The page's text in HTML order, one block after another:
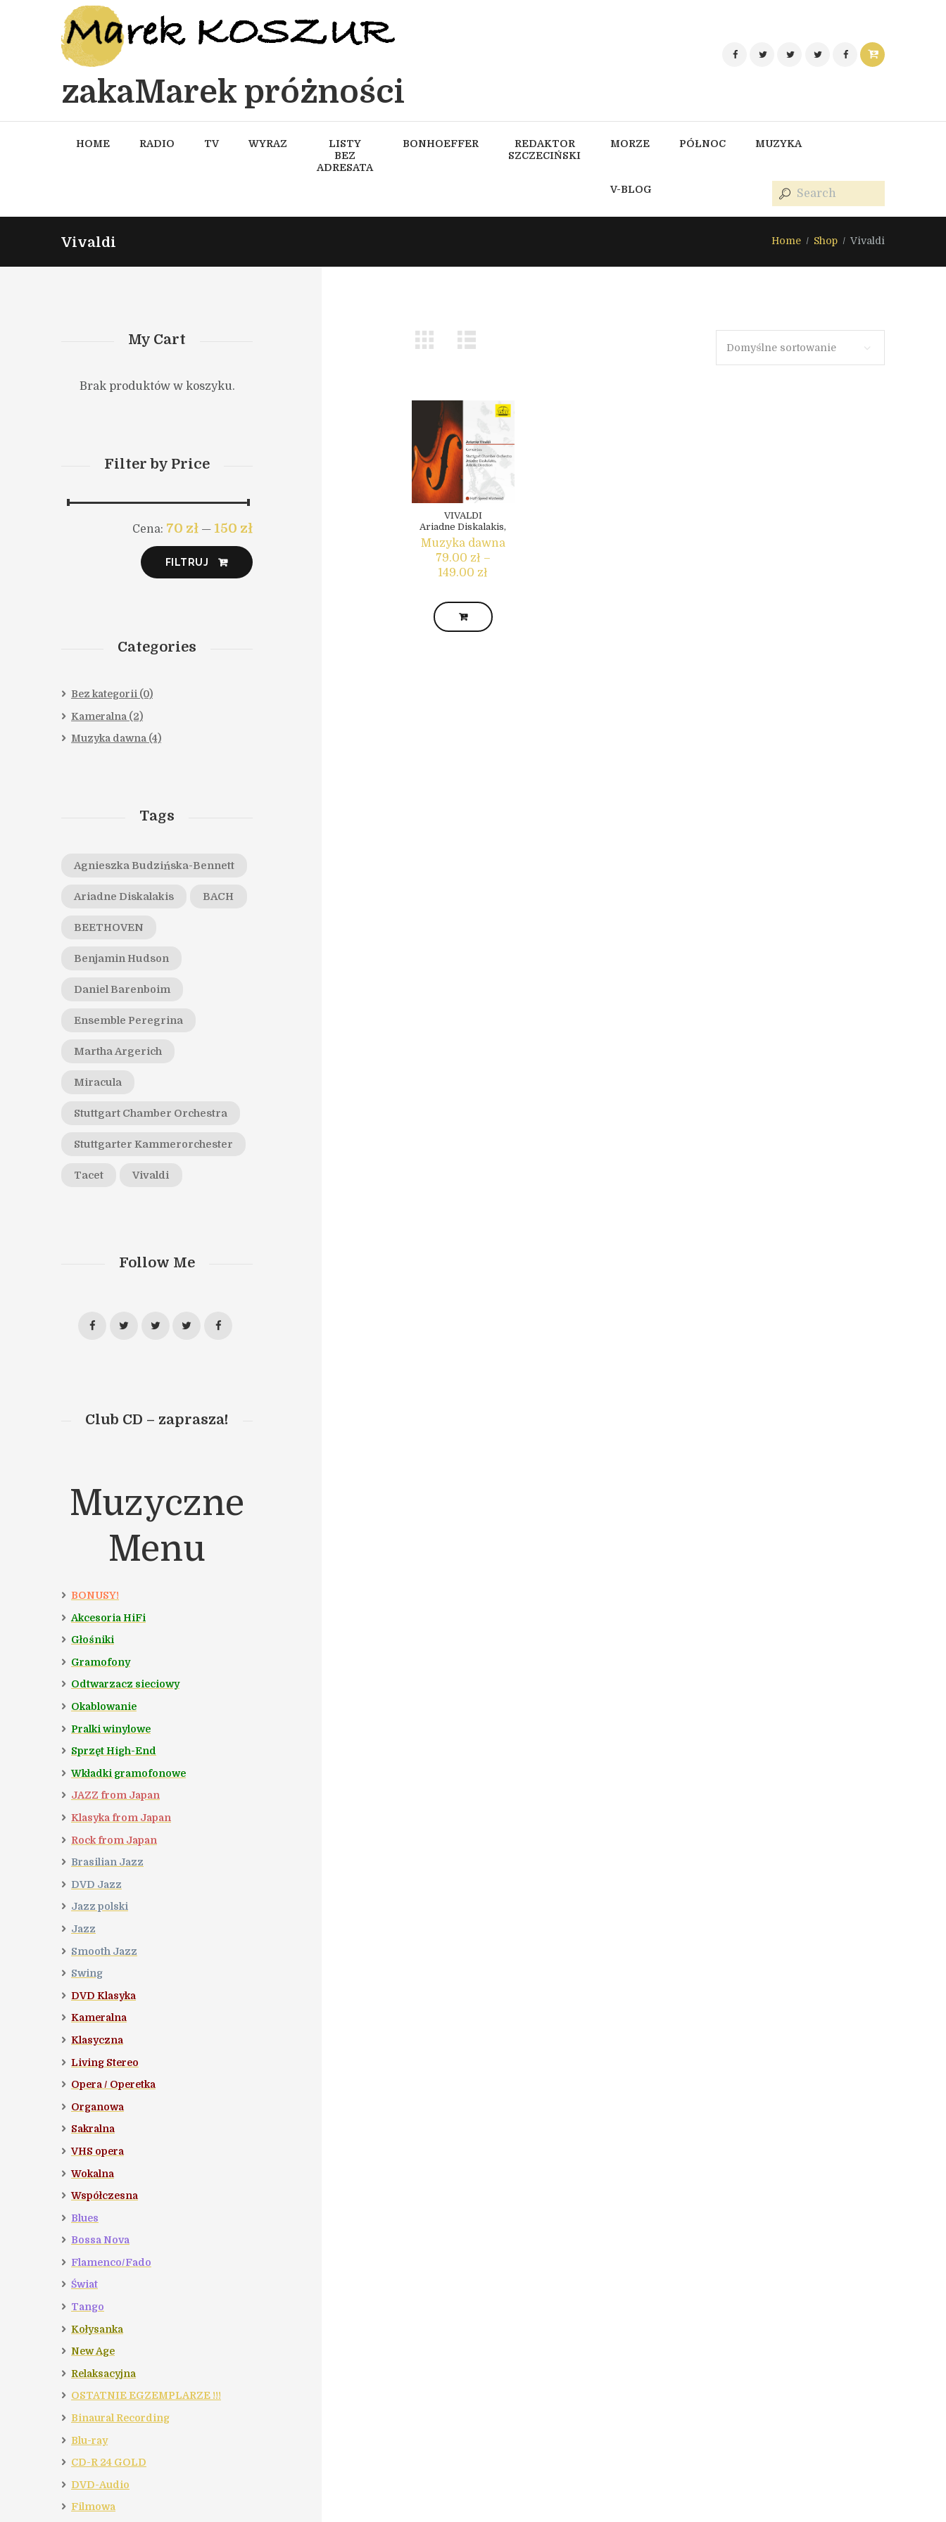
zakaMarek próżności
HOME RADIO TV WYRAZ
LISTY
BEZ
ADRESATA
BONHOEFFER
REDAKTOR
SZCZECIŃSKI
MORZE PÓŁNOC MUZYKA
V-BLOG
Vivaldi Home Shop Vivaldi
VIVALDI
Ariadne Diskalakis,
Stuttgart Chamber
Orchestra
7 With One Stroke!
Concertos by
Muzyka dawna
79.00 zł –
149.00 zł
79.00 zł
do
produkt
My Cart
Brak produktów w koszyku.
Filter by Price
FILTRUJ
Cena: 70 zł — 150 zł
Categories
Bez kategorii (0)
Kameralna (2)
Muzyka dawna (4)
Tags
Agnieszka Budzińska-Bennett
Ariadne Diskalakis BACH
BEETHOVEN
Benjamin Hudson
Daniel Barenboim
Ensemble Peregrina
Martha Argerich
Miracula
Stuttgart Chamber Orchestra
Stuttgarter Kammerorchester
Tacet Vivaldi
Follow Me
Club CD – zaprasza!
Muzyczne
Menu
BONUSY!
Akcesoria HiFi
Głośniki
Gramofony
Odtwarzacz sieciowy
Okablowanie
Pralki winylowe
Sprzęt High-End
Wkładki gramofonowe
JAZZ from Japan
Klasyka from Japan
Rock from Japan
Brasilian Jazz
DVD Jazz
Jazz polski
Jazz
Smooth Jazz
Swing
DVD Klasyka
Kameralna
Klasyczna
Living Stereo
Opera / Operetka
Organowa
Sakralna
VHS opera
Wokalna
Współczesna
Blues
Bossa Nova
Flamenco/Fado
Świat
Tango
Kołysanka
New Age
Relaksacyjna
OSTATNIE EGZEMPLARZE !!!
Binaural Recording
Blu-ray
CD-R 24 GOLD
DVD-Audio
Filmowa